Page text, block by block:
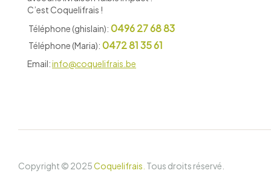
C’est Coquelifrais !
Téléphone (ghislain): 0496 27 68 83
Téléphone (Maria): 0472 81 35 61
Email:info@coquelifrais.be
Copyright © 2025Coquelifrais Tous droits réservé.